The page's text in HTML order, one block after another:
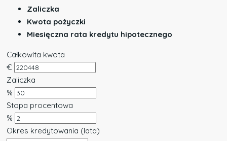
Zaliczka
Kwota pożyczki
Miesięczna rata kredytu hipotecznego
Całkowita kwota
€
Zaliczka
%
Stopa procentowa
%
Okres kredytowania (lata)